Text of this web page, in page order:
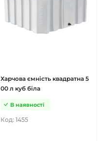
Харчова ємність квадратна 5
00 л куб біла
Код: 1455
В наявності